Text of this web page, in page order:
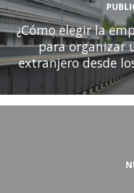
¿Cómo elegir la
para organizar
extranjero desde